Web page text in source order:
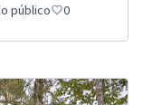
público 0